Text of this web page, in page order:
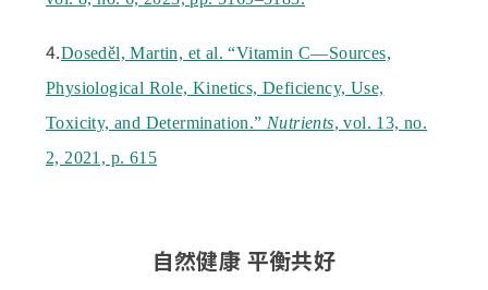
4.Doseděl, Martin, et al. “Vitamin C—Sources,
Physiological Role, Kinetics, Deficiency, Use,
Toxicity, and Determination.” Nutrients, vol. 13, no.
2, 2021, p. 615
自然健康 平衡共好